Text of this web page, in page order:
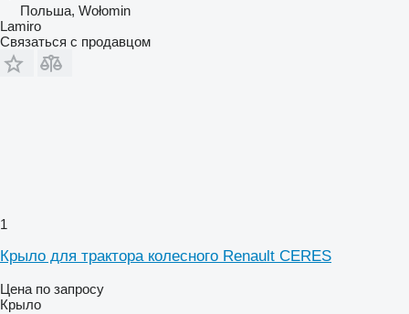
Польша, Wołomin
Lamiro
Связаться с продавцом
1
Крыло для трактора колесного Renault CERES
Цена по запросу
Крыло